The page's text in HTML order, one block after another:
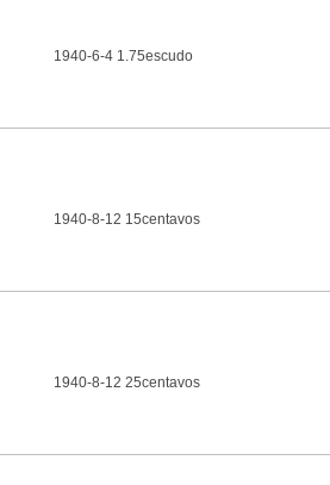
1940-6-4 1.75escudo
1940-8-12 15centavos
1940-8-12 25centavos